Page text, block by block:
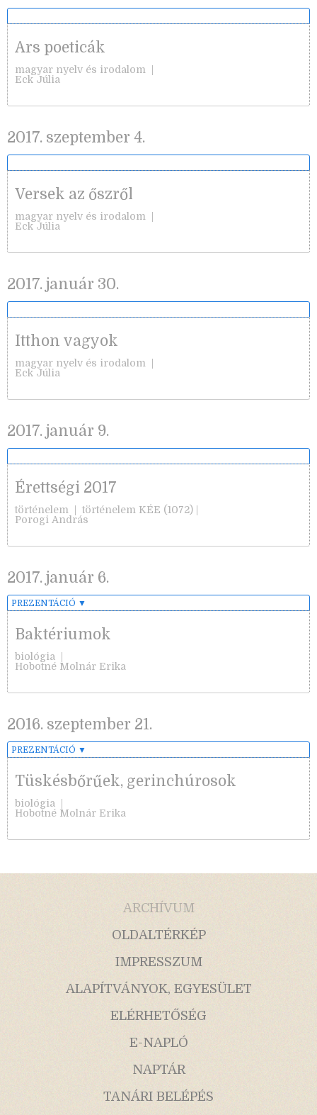
Ars poeticák
magyar nyelv és irodalom |
Eck Júlia
2017. szeptember 4.
Versek az őszről
magyar nyelv és irodalom |
Eck Júlia
2017. január 30.
Itthon vagyok
magyar nyelv és irodalom |
Eck Júlia
2017. január 9.
Érettségi 2017
történelem | történelem KÉE (1072) |
Porogi András
2017. január 6.
PREZENTÁCIÓ ▼
Baktériumok
biológia |
Hobotné Molnár Erika
2016. szeptember 21.
PREZENTÁCIÓ ▼
Tüskésbőrűek, gerinchúrosok
biológia |
Hobotné Molnár Erika
ARCHÍVUM
OLDALTÉRKÉP
IMPRESSZUM
ALAPÍTVÁNYOK, EGYESÜLET
ELÉRHETŐSÉG
E-NAPLÓ
NAPTÁR
TANÁRI BELÉPÉS